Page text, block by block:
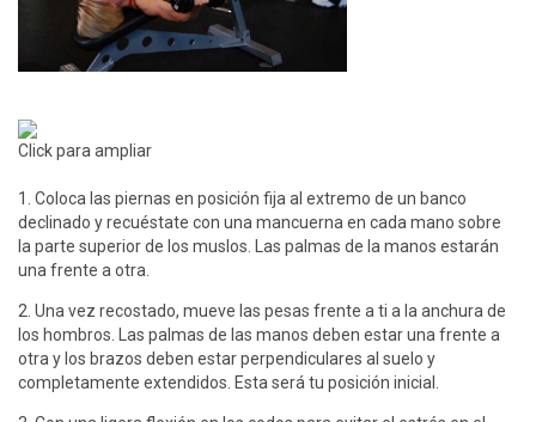
Click para ampliar
1. Coloca las piernas en posición fija al extremo de un banco
declinado y recuéstate con una mancuerna en cada mano sobre
la parte superior de los muslos. Las palmas de la manos estarán
una frente a otra.
2. Una vez recostado, mueve las pesas frente a ti a la anchura de
los hombros. Las palmas de las manos deben estar una frente a
otra y los brazos deben estar perpendiculares al suelo y
completamente extendidos. Esta será tu posición inicial.